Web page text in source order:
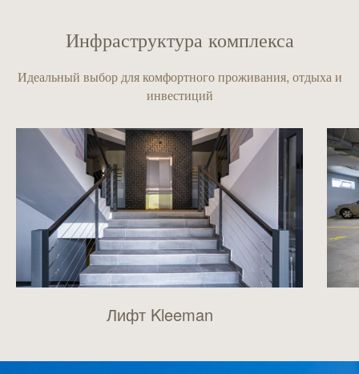
Инфраструктура комплекса
Идеальный выбор для комфортного проживания, отдыха и
инвестиций
Лифт Kleeman